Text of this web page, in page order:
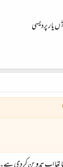
یار پردیسی